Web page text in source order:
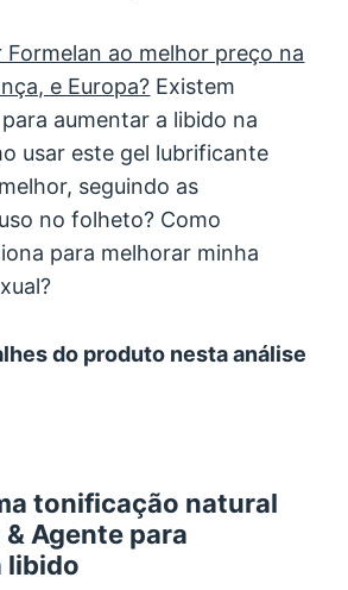
Formelan ao melhor preço na
e Europa? Existem
aumentar a libido na
usar este gel lubrificante
seguindo as
no folheto? Como
para melhorar minha
do produto nesta análise
tonificação natural
Agente para
libido